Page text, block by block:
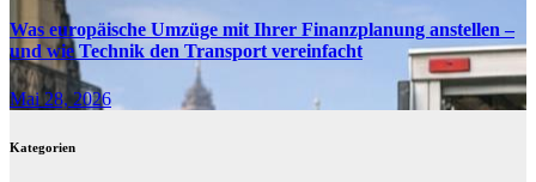
Was europäische Umzüge mit Ihrer Finanzplanung anstellen –
und wie Technik den Transport vereinfacht
Mai 28, 2026
Kategorien